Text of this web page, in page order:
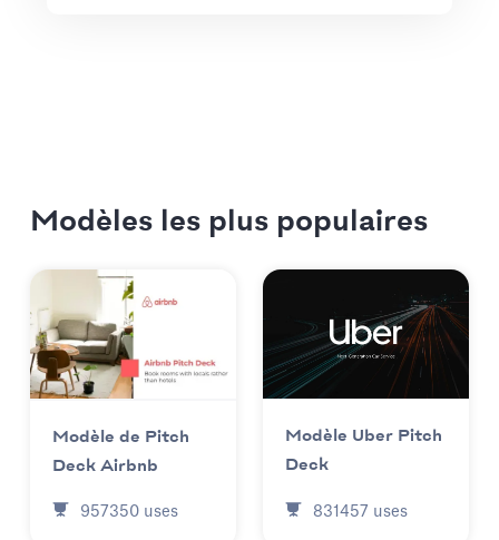
Modèles les plus populaires
Modèle de Pitch
Deck Airbnb
957350 uses
Modèle Uber Pitch
Deck
831457 uses